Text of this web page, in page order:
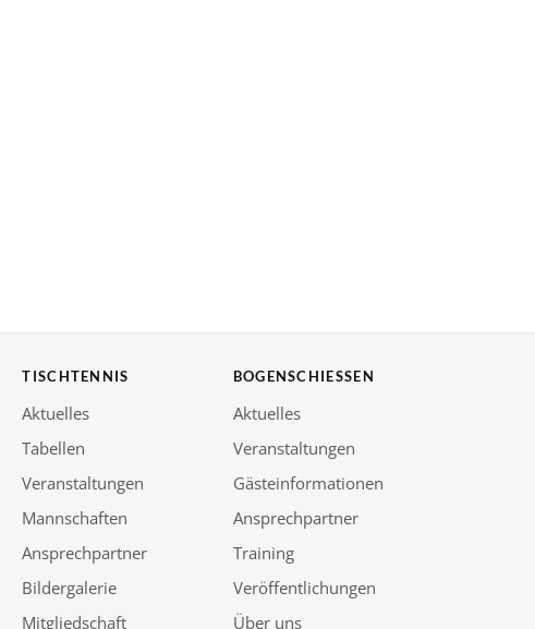
TISCHTENNIS
Aktuelles
Tabellen
Veranstaltungen
Mannschaften
Ansprechpartner
Bildergalerie
Mitgliedschaft
BOGENSCHIESSEN
Aktuelles
Veranstaltungen
Gästeinformationen
Ansprechpartner
Training
Veröffentlichungen
Über uns